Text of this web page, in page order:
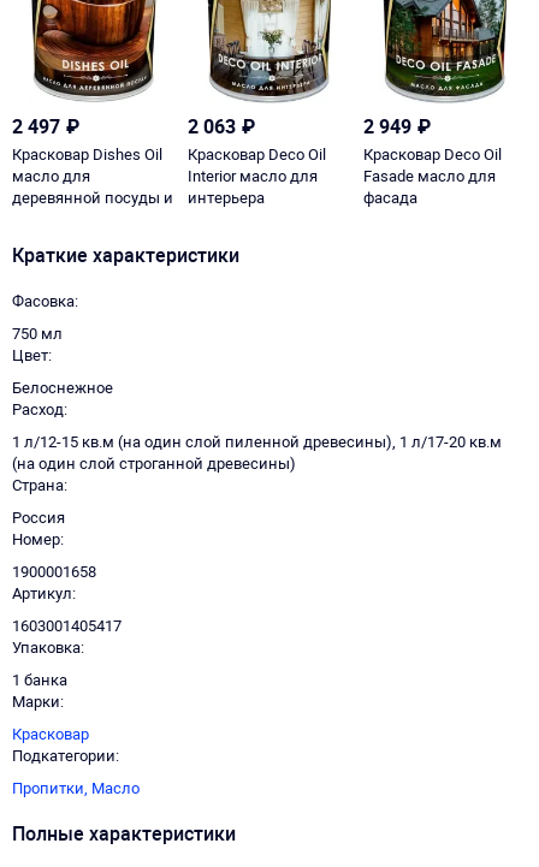
2 497 ₽
Красковар Dishes Oil
масло для
деревянной посуды и
2 063 ₽
Красковар Deco Oil
Interior масло для
интерьера
2 949 ₽
Красковар Deco Oil
Fasade масло для
фасада
Краткие характеристики
Фасовка
750 мл
Цвет
Белоснежное
Расход
1 л/12-15 кв.м (на один слой пиленной древесины), 1 л/17-20 кв.м
(на один слой строганной древесины)
Страна
Россия
Номер
1900001658
Артикул
1603001405417
Упаковка
1 банка
Марки
Красковар
Подкатегории
Пропитки, Масло
Полные характеристики